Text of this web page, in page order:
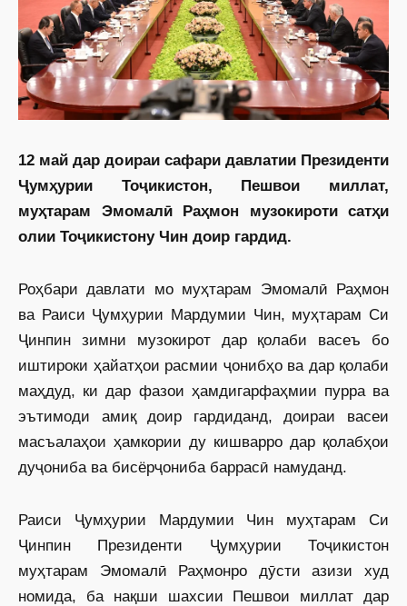
12 май дар доираи сафари давлатии Президенти
Ҷумҳурии Тоҷикистон, Пешвои миллат,
муҳтарам Эмомалӣ Раҳмон музокироти сатҳи
олии Тоҷикистону Чин доир гардид.
Роҳбари давлати мо муҳтарам Эмомалӣ Раҳмон
ва Раиси Ҷумҳурии Мардумии Чин, муҳтарам Си
Ҷинпин зимни музокирот дар қолаби васеъ бо
иштироки ҳайатҳои расмии ҷонибҳо ва дар қолаби
маҳдуд, ки дар фазои ҳамдигарфаҳмии пурра ва
эътимоди амиқ доир гардиданд, доираи васеи
масъалаҳои ҳамкории ду кишварро дар қолабҳои
дуҷониба ва бисёрҷониба баррасӣ намуданд.
Раиси Ҷумҳурии Мардумии Чин муҳтарам Си
Ҷинпин Президенти Ҷумҳурии Тоҷикистон
муҳтарам Эмомалӣ Раҳмонро дӯсти азизи худ
номида, ба нақши шахсии Пешвои миллат дар